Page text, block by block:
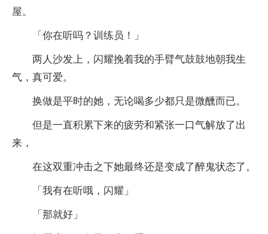
屋。
「你在听吗？训练员！」
两人沙发上，闪耀挽着我的手臂气鼓鼓地朝我生
气，真可爱。
换做是平时的她，无论喝多少都只是微醺而已。
但是一直积累下来的疲劳和紧张一口气解放了出
来，
在这双重冲击之下她最终还是变成了醉鬼状态了。
「我有在听哦，闪耀」
「那就好」